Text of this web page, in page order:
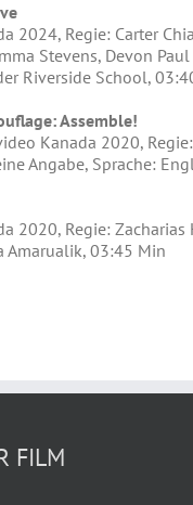
2024, Regie: Carter
Stevens, Devon
Riverside School,
Assemble!
Kanada 2020,
Angabe, Sprache:
2020, Regie: Zacharias
Amarualik, 03:45 Min
FILM